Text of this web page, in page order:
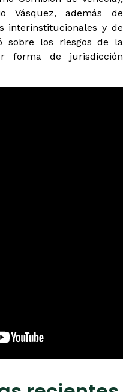
Vásquez, además de
interinstitucionales y de
sobre los riesgos de la
forma de jurisdicción